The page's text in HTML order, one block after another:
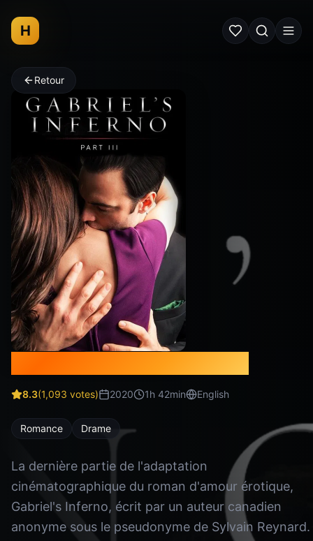
H
Retour
8.3(1,093 votes) 2020 1h 42min English
Romance Drame
La dernière partie de l'adaptation
cinématographique du roman d'amour érotique,
Gabriel's Inferno, écrit par un auteur canadien
anonyme sous le pseudonyme de Sylvain Reynard.